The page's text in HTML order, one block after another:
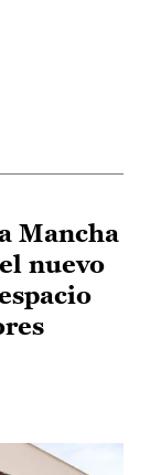
Mancha
nuevo